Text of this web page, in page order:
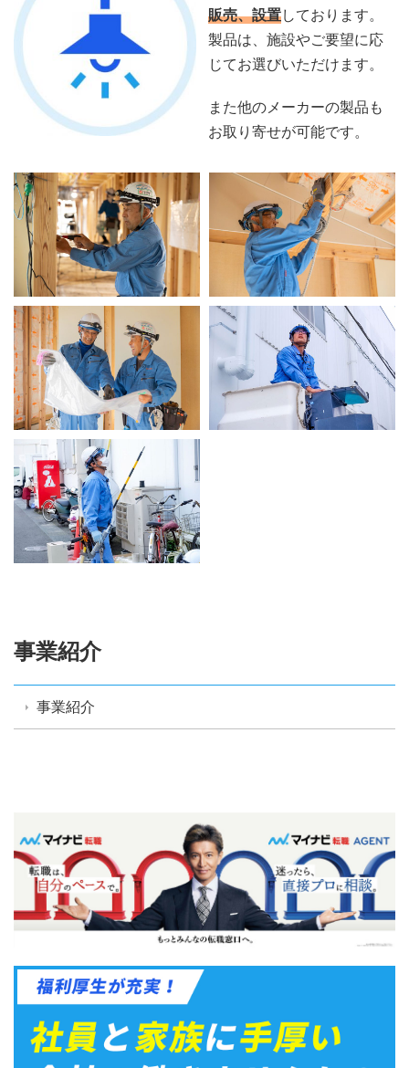
販売、設置しております。
製品は、施設やご要望に応
じてお選びいただけます。
また他のメーカーの製品も
お取り寄せが可能です。
事業紹介
事業紹介